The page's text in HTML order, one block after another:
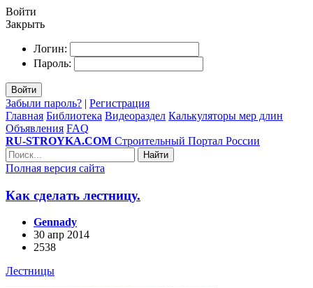
Войти
Закрыть
Логин:
Пароль:
Войти
Забыли пароль? | Регистрация
Главная Библиотека Видеораздел Калькуляторы мер длин
Объявления FAQ
RU-STROYKA.COM Строительный Портал России
Найти
Полная версия сайта
Как сделать лестницу.
Gennady
30 апр 2014
2538
Лестницы